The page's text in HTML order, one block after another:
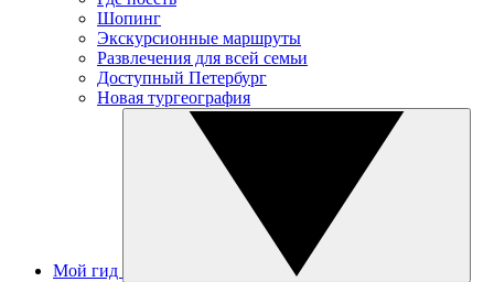
Шопинг
Экскурсионные маршруты
Развлечения для всей семьи
Доступный Петербург
Новая тургеография
Мой гид